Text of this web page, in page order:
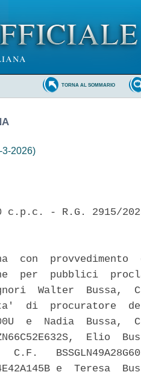
TORNA AL SOMMARIO
3-2026)
- R.G. 2915/
con  provvedimento
per  pubblici
Walter  Bussa,
di  procuratore
e  Nadia  Bussa,
Elio
e  Teresa